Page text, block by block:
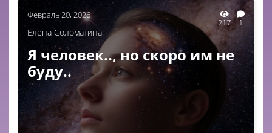
Февраль 20, 2026
217 1
Елена Соломатина
Я человек.., но скоро им не
буду..